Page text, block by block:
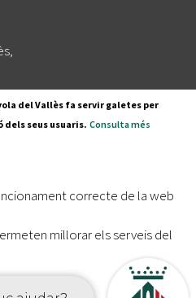
de dades
del Vallès fa servir galetes per
seus usuaris. Consulta més
correcte de la web
millorar els serveis del
publicitària